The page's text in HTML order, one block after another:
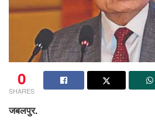
0
SHARES
जबलपुर.